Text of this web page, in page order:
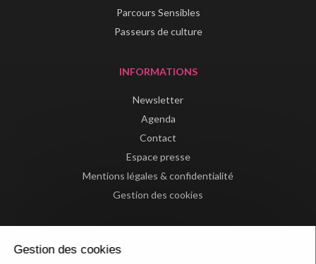
Parcours Sensibles
Passeurs de culture
INFORMATIONS
Newsletter
Agenda
Contact
Espace presse
Mentions légales & confidentialité
Gestion des cookies
Gestion des cookies